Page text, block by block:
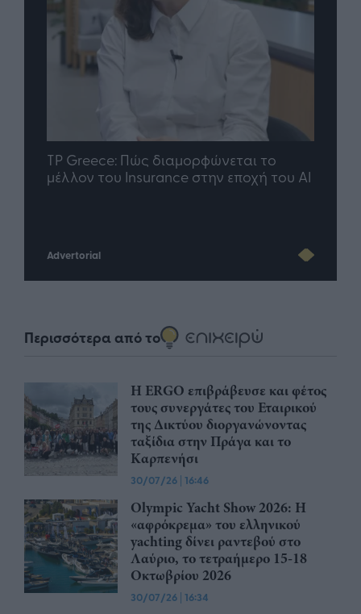
TP Greece: Πώς διαμορφώνεται το
μέλλον του Insurance στην εποχή του AI
Advertorial
Περισσότερα από το
Η ERGO επιβράβευσε και φέτος
τους συνεργάτες του Εταιρικού
της Δικτύου διοργανώνοντας
ταξίδια στην Πράγα και το
Καρπενήσι
30/07/26 | 16:46
Olympic Yacht Show 2026: Η
«αφρόκρεμα» του ελληνικού
yachting δίνει ραντεβού στο
Λαύριο, το τετραήμερο 15-18
Οκτωβρίου 2026
30/07/26 | 16:34